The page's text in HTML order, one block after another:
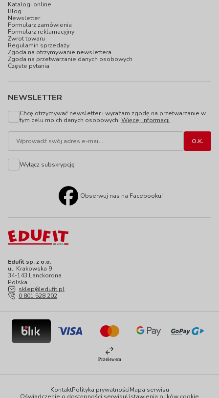
Edufit sp. z o.o.
ul. Krakowska 9
34-143 Lanckorona
Polska
sklep@edufit.pl
0 801 528 202
Katalogi online
Blog
Newsletter
Formularz zamówienia
Formularz reklamacyjny
Zwrot towaru
Regulamin sprzedaży
Zgoda na otrzymywanie newslettera
Zgoda na przetwarzanie danych osobowych
Częste pytania
NEWSLETTER
Chcę otrzymywać newsletter i wyrażam zgodę na przetwarzanie w
tym celu moich danych osobowych. Więcej informacji
Wyłącz subskrypcję
Obserwuj nas na Facebooku!
KontaktPolityka prywatnościMapa serwisu